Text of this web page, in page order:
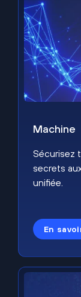
Machine
Sécurisez
secrets
unifiée.
En